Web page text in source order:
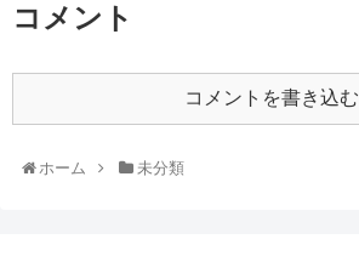
コメント
コメントを書き込む
ホーム 未分類